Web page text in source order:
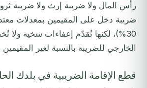
رأس المال ولا ضريبة إرث ولا ضريبة
ضريبة دخل على المقيمين بمعدلات
30%)، لكنها تُقدّم إعفاءات سخية ولا
الخارجي للضريبة بالنسبة لغير
قطع الإقامة الضريبية في بلدك